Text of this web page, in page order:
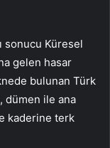
sonucu Küresel
gelen hasar
bulunan Türk
dümen ile ana
kaderine terk